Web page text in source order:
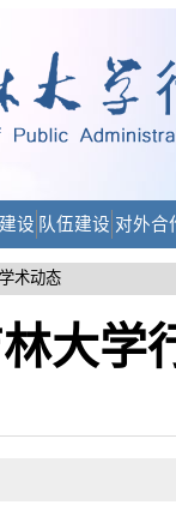
设 队伍建设 对外合
学术动态
大学